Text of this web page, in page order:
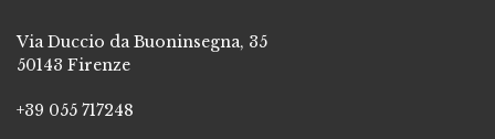
Via Duccio da Buoninsegna, 35
50143 Firenze
+39 055 717248